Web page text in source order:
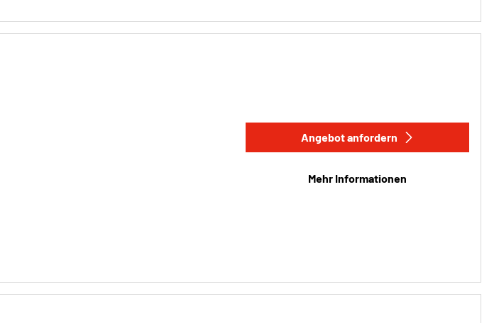
Angebot anfordern
Mehr Informationen